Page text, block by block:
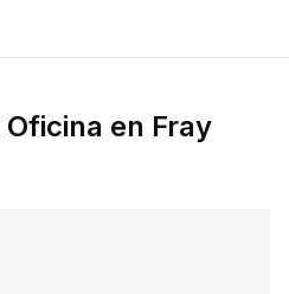
Oficina en Fray